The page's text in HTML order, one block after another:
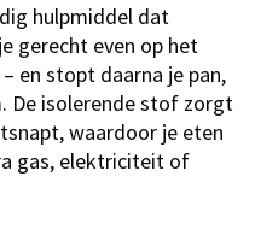
hulpmiddel dat
gerecht even op het
en stopt daarna je pan,
De isolerende stof zorgt
waardoor je eten
gas, elektriciteit of